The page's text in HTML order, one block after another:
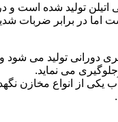
اتیلن تولید شده است
اما در برابر ضربات
دورانی تولید می
می نماید.
یکی از انواع